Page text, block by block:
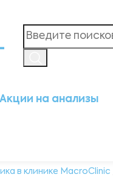
Акции на анализы
в клинике MacroClinic